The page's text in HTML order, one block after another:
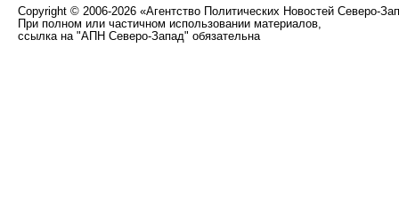
Copyright © 2006-2026 «Агентство Политических Новостей Северо-
При полном или частичном использовании материалов,
ссылка на "АПН Северо-Запад" обязательна